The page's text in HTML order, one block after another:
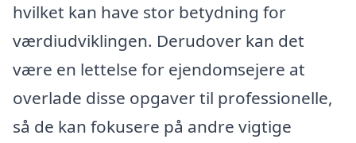
hvilket kan have stor betydning for
værdiudviklingen. Derudover kan det
være en lettelse for ejendomsejere at
overlade disse opgaver til professionelle,
så de kan fokusere på andre vigtige